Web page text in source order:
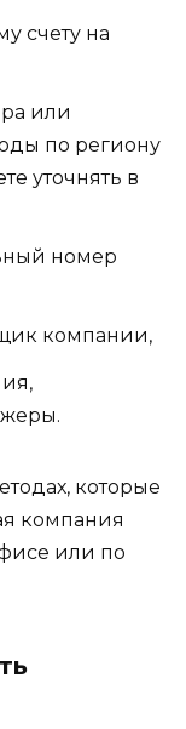
счету на
или
по региону
уточнять в
номер
компании,
которые
компания
или по